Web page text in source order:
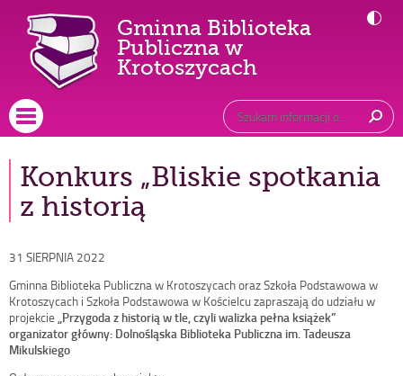
Gminna Biblioteka
Publiczna w
Krotoszycach-
„Bliskie
spotkania
historią
Wyszukiwarka
Tutaj
wpisz
szukaną
Główne
Otwórz menu główne
Konkurs „Bliskie spotkania
z historią
Opublikowano
dniu
31 SIERPNIA 2022
Gminna Biblioteka Publiczna w Krotoszycach oraz Szkoła Podstawowa w
Krotoszycach i Szkoła Podstawowa w Kościelcu zapraszają do udziału w
projekcie „Przygoda z historią w tle, czyli walizka pełna książek”
organizator główny: Dolnośląska Biblioteka Publiczna im. Tadeusza
Mikulskiego